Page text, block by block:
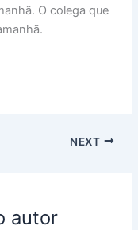
O colega que
NEXT
autor